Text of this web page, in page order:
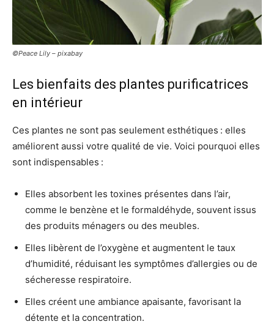
©Peace Lily – pixabay
Les bienfaits des plantes purificatrices
en intérieur
Ces plantes ne sont pas seulement esthétiques : elles
améliorent aussi votre qualité de vie. Voici pourquoi elles
sont indispensables :
Elles absorbent les toxines présentes dans l’air,
comme le benzène et le formaldéhyde, souvent issus
des produits ménagers ou des meubles.
Elles libèrent de l’oxygène et augmentent le taux
d’humidité, réduisant les symptômes d’allergies ou de
sécheresse respiratoire.
Elles créent une ambiance apaisante, favorisant la
détente et la concentration.